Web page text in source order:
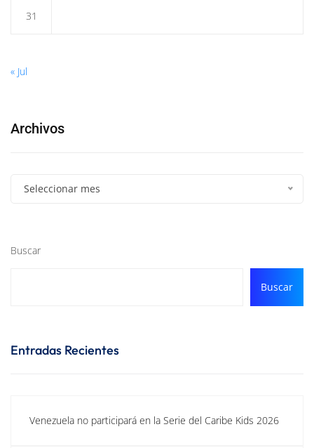
31
« Jul
Archivos
Seleccionar mes
Buscar
Buscar
Entradas Recientes
Venezuela no participará en la Serie del Caribe Kids 2026